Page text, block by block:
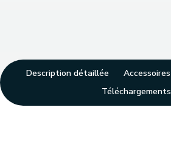
Description détaillée Accessoires
Téléchargements